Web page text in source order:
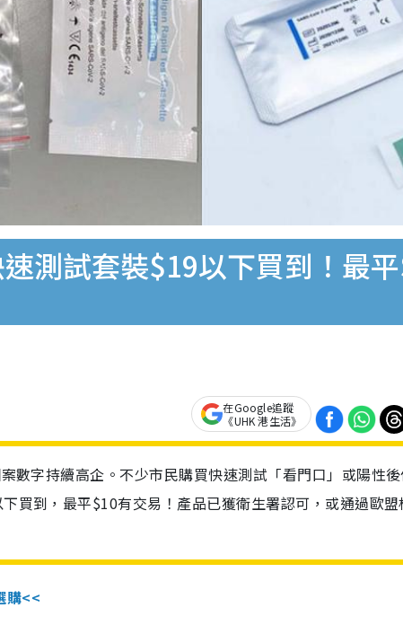
速測試套裝$19以下買到！最
在Google追蹤
《UHK 港生活》
數字持續高企。不少市民購買快速測試「看門口」或陽性
買到，最平$10有交易！產品已獲衛生署認可，或通過歐盟
購<<